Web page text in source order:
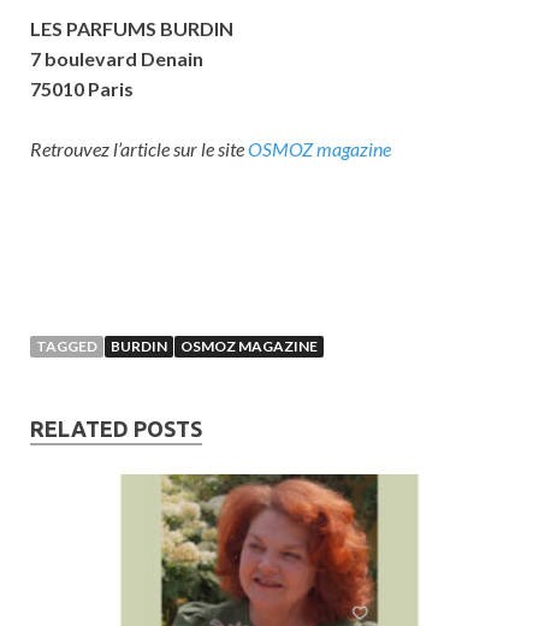
LES PARFUMS BURDIN
7 boulevard Denain
75010 Paris
Retrouvez l’article sur le siteOSMOZ magazine
TAGGED BURDIN OSMOZ MAGAZINE
RELATED POSTS